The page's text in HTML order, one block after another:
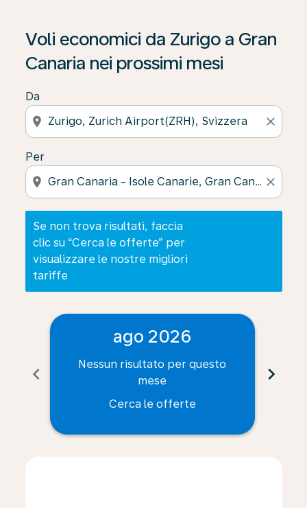
Voli economici da Zurigo a Gran
Canaria nei prossimi mesi
Da
location_on close
Per
location_on close
Se non trova risultati, faccia
clic su “Cerca le offerte” per
visualizzare le nostre migliori
tariffe
Se non trova risultati, faccia clic su “Cerca le offerte”
chevron_left
ago 2026
Nessun risultato per questo
mese
Cerca le offerte
chevron_right